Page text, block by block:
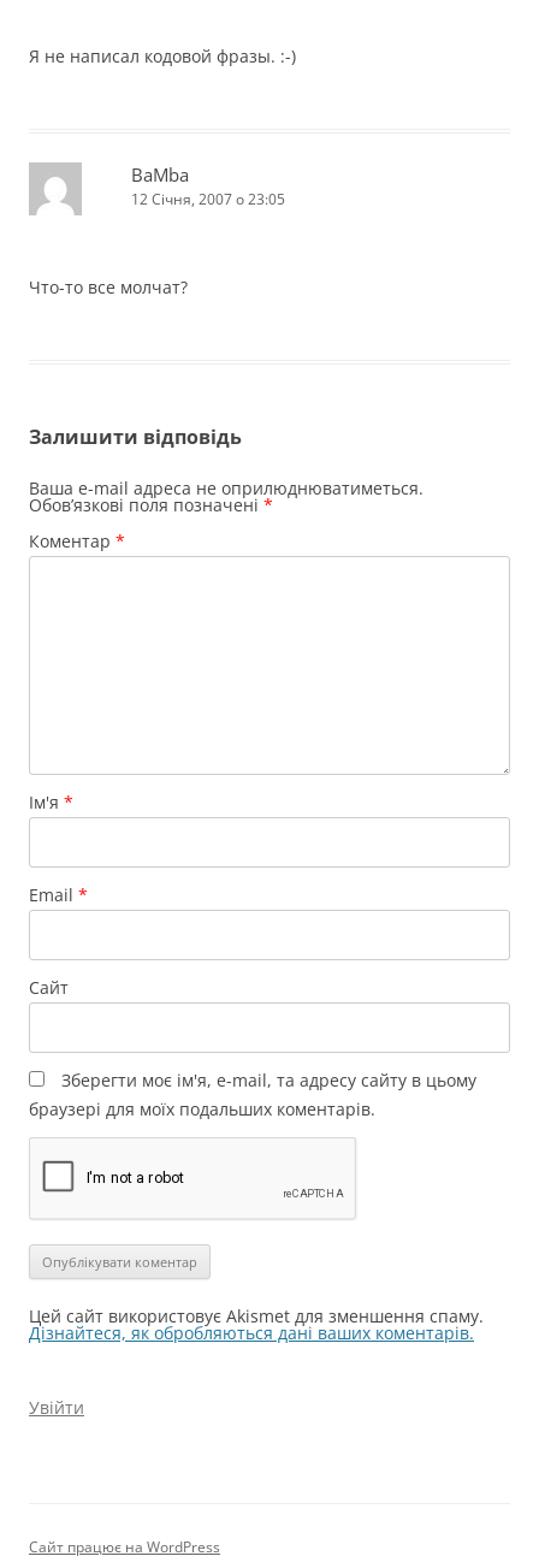
Я не написал кодовой фразы. :-)
BaMba
12 Січня, 2007 о 23:05
Что-то все молчат?
Залишити відповідь
Ваша e-mail адреса не оприлюднюватиметься.
Обов’язкові поля позначені *
Коментар *
Ім'я *
Email *
Сайт
Зберегти моє ім'я, e-mail, та адресу сайту в цьому
браузері для моїх подальших коментарів.
Цей сайт використовує Akismet для зменшення спаму.
Дізнайтеся, як обробляються дані ваших коментарів.
Увійти
Сайт працює на WordPress